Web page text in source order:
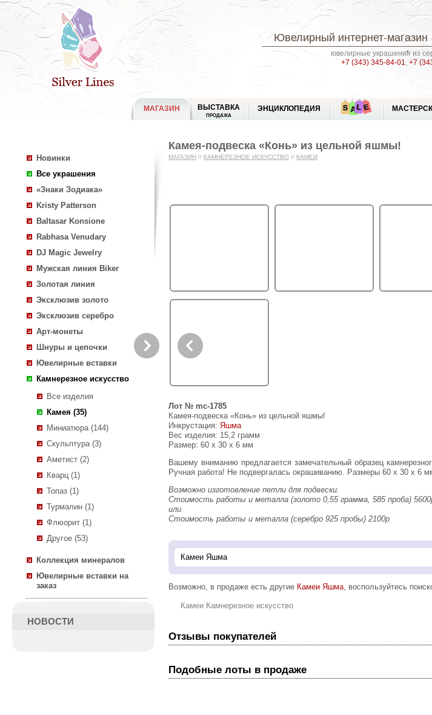
Ювелирный интернет-магазин
ювелирные украшения из
+7 (343) 345-84-01,+7
МАГАЗИН ВЫСТАВКА
ПРОДАЖА
ЭНЦИКЛОПЕДИЯ
Новинки
Все украшения
«Знаки Зодиака»
Kristy Patterson
Baltasar Konsione
Rabhasa Venudary
DJ Magic Jewelry
Мужская линия Biker
Золотая линия
Эксклюзив золото
Эксклюзив серебро
Арт-монеты
Шнуры и цепочки
Ювелирные вставки
Камнерезное искусство
Все изделия
Камея (35)
Миниатюра (144)
Скульптура (3)
Аметист (2)
Кварц (1)
Топаз (1)
Турмалин (1)
Флюорит (1)
Другое (53)
Коллекция минералов
Ювелирные вставки на
заказ
НОВОСТИ
Камея-подвеска «Конь» из цельной яшмы!
МАГАЗИН // КАМНЕРЕЗНОЕ ИСКУССТВО // КАМЕИ
Лот № mc-1785
Камея-подвеска «Конь» из цельной яшмы!
Инкрустация: Яшма
Вес изделия: 15,2 грамм
Размер: 60 х 30 х 6 мм
Вашему вниманию предлагается замечательный образец камнерезного искусства - камея-подвеска «Конь» из цельной яшмы!
Ручная работа! Не подвергалась окрашиванию. Размеры 60 х 30 х 6
Возможно изготовление петли для подвески.
Стоимость работы и металла (золото 0,55 грамма, 585 проба)
или
Стоимость работы и металла (серебро 925 пробы) 2100р
Возможно, в продаже есть другие Камеи Яшма , воспользуйтесь
Камеи Камнерезное искусство
Отзывы покупателей
Подобные лоты в продаже